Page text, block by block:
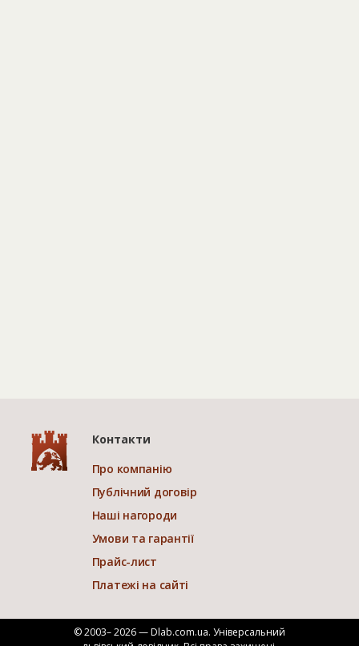
Контакти
Про компанію
Публічний договір
Наші нагороди
Умови та гарантії
Прайс-лист
Платежі на сайті
© 2003– 2026 — Dlab.com.ua. Універсальний